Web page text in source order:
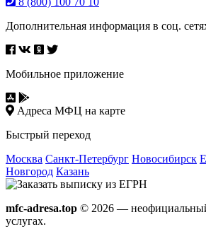
Дополнительная информация в соц.
Мобильное приложение
Адреса МФЦ на карте
Быстрый переход
Москва Санкт-Петербург Новосибирск
Новгород Казань
mfc-adresa.top © 2026 —
услугах.